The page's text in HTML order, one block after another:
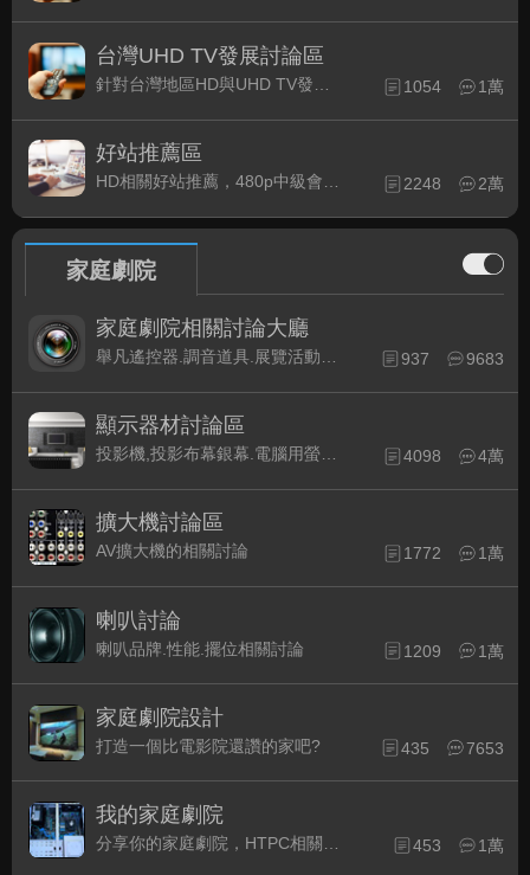
台灣UHD TV發展討論區
1054 1萬
好站推薦區
HD相關好站推薦，480p中級會員以上限定 2248 2萬
家庭劇院
家庭劇院相關討論大廳
937 9683
顯示器材討論區
4098 4萬
擴大機討論區
AV擴大機的相關討論 1772 1萬
喇叭討論
喇叭品牌.性能.擺位相關討論 1209 1萬
家庭劇院設計
打造一個比電影院還讚的家吧? 435 7653
我的家庭劇院
453 1萬